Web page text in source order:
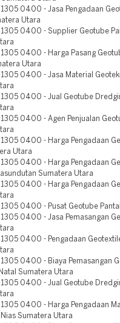
1305 0400 - Jasa Pengadaan
Utara
1305 0400 - Supplier Geotube
1305 0400 - Harga Pasang
Utara
1305 0400 - Jasa Material
1305 0400 - Jual Geotube
1305 0400 - Agen Penjualan
1305 0400 - Harga Pengadaan
Utara
1305 0400 - Harga Pengadaan
Sumatera Utara
1305 0400 - Harga Pengadaan
1305 0400 - Pusat Geotube
1305 0400 - Jasa Pemasangan
1305 0400 - Pengadaan
1305 0400 - Biaya Pemasangan
Sumatera Utara
1305 0400 - Jual Geotube
1305 0400 - Harga Pengadaan
Nias Sumatera Utara